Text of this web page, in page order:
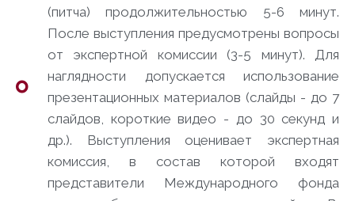
(питча) продолжительностью 5-6 минут.
После выступления предусмотрены вопросы
от экспертной комиссии (3-5 минут). Для
наглядности допускается использование
презентационных материалов (слайды - до 7
слайдов, короткие видео - до 30 секунд и
др.). Выступления оценивает экспертная
комиссия, в состав которой входят
представители Международного фонда